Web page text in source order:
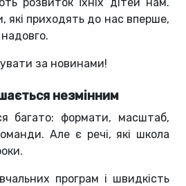
які приходять до нас вперше,
за новинами!
незмінним
багато: формати, масштаб,
Але є речі, які школа
програм і швидкість